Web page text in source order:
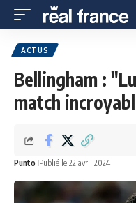
ACTUS
Bellingham :
match
Punto Publié le 22 avril 2024